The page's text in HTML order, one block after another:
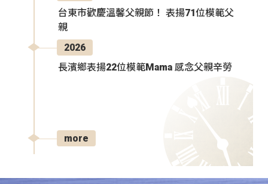
台東市歡慶溫馨父親節！ 表揚71位模範父
親
2026
長濱鄉表揚22位模範Mama 感念父親辛勞
more